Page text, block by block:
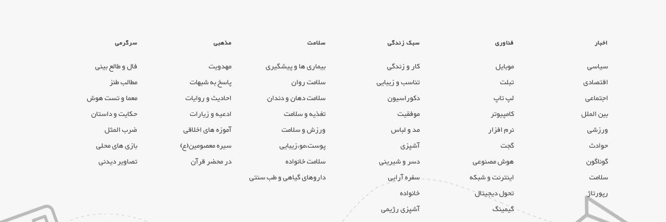
اخبار
سیاسی
اقتصادی
اجتماعی
بین الملل
ورزشی
حوادث
گوناگون
سلامت
رپورتاژ
فناوری
موبایل
تبلت
لپ تاپ
کامپیوتر
نرم افزار
گجت
هوش مصنوعی
اینترنت و شبکه
تحول دیجیتال
گیمینگ
سبک زندگی
کار و زندگی
تناسب و زیبایی
دکوراسیون
موفقیت
مد و لباس
آشپزی
دسر و شیرینی
سفره آرایی
خانواده
آشپزی رژیمی
سلامت
بیماری ها و پیشگیری
سلامت روان
سلامت دهان و دندان
تغذیه و سلامت
ورزش و سلامت
پوست،مو،زیبایی
سلامت خانواده
داروهای گیاهی و طب سنتی
مذهبی
مهدویت
پاسخ به شبهات
احادیث و روایات
ادعیه و زیارات
آموزه های اخلاقی
سیره معصومین(ع)
در محضر قرآن
سرگرمی
فال و طالع بینی
مطالب طنز
معما و تست هوش
حکایت و داستان
ضرب المثل
بازی های محلی
تصاویر دیدنی